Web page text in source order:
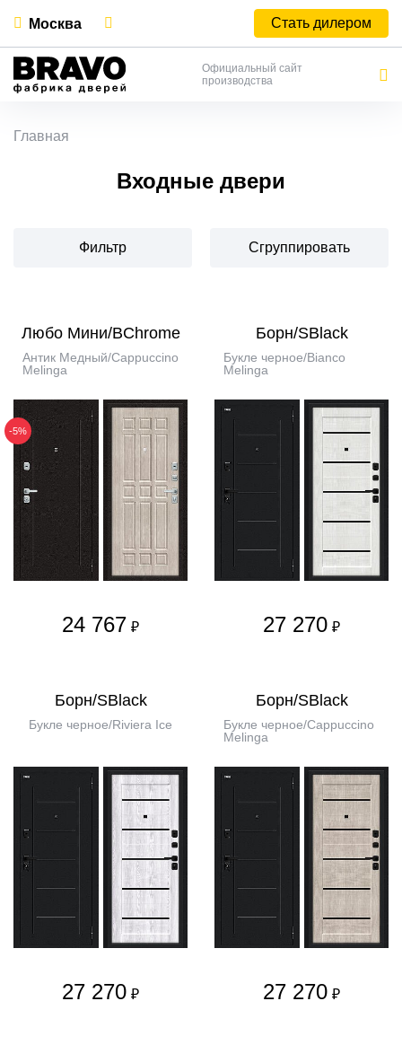
Москва Стать дилером
Официальный сайт
производства
Главная
Входные двери
Фильтр Сгруппировать
Любо Мини/BChrome
Антик Медный/Cappuccino
Melinga
-5%
24 767 ₽
Борн/SBlack
Букле черное/Bianco
Melinga
27 270 ₽
Борн/SBlack
Букле черное/Riviera Ice
27 270 ₽
Борн/SBlack
Букле черное/Cappuccino
Melinga
27 270 ₽